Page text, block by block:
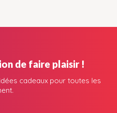
de faire plaisir !
cadeaux pour toutes les